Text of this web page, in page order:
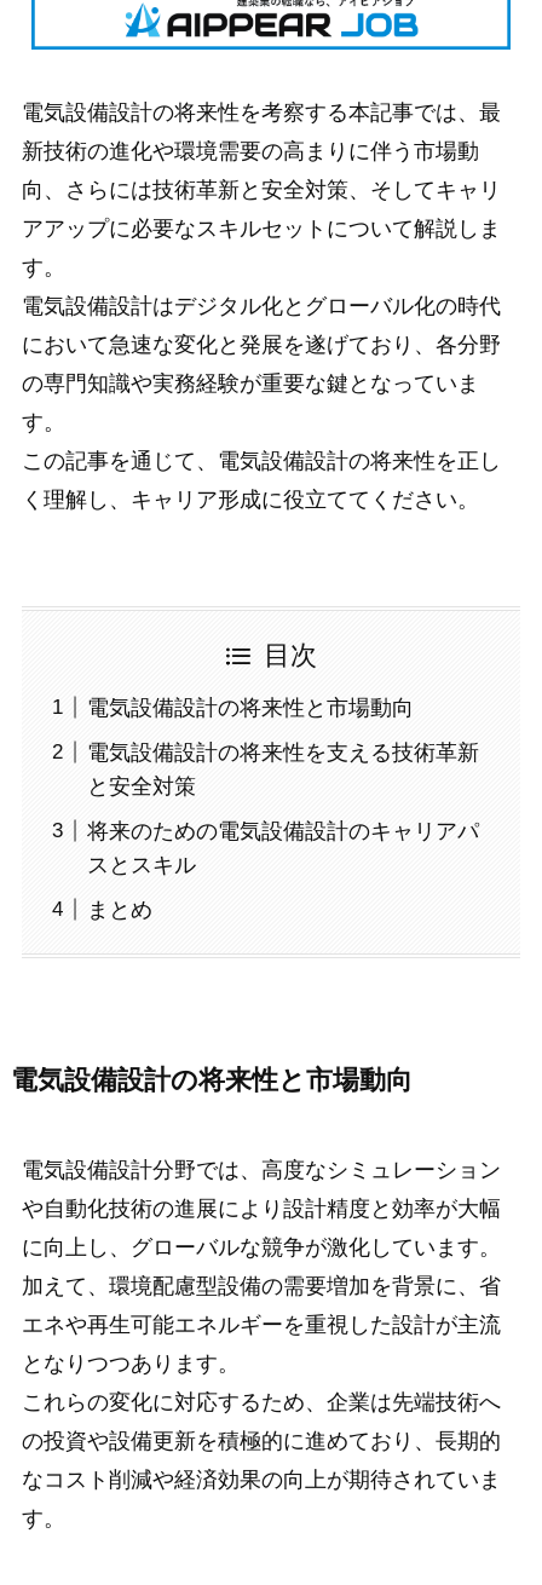
電気設備設計の将来性を考察する本記事では、最
新技術の進化や環境需要の高まりに伴う市場動
向、さらには技術革新と安全対策、そしてキャリ
アアップに必要なスキルセットについて解説しま
す。
電気設備設計はデジタル化とグローバル化の時代
において急速な変化と発展を遂げており、各分野
の専門知識や実務経験が重要な鍵となっていま
す。
この記事を通じて、電気設備設計の将来性を正し
く理解し、キャリア形成に役立ててください。
目次
電気設備設計の将来性と市場動向
電気設備設計の将来性を支える技術革新
と安全対策
将来のための電気設備設計のキャリアパ
スとスキル
まとめ
電気設備設計の将来性と市場動向
電気設備設計分野では、高度なシミュレーション
や自動化技術の進展により設計精度と効率が大幅
に向上し、グローバルな競争が激化しています。
加えて、環境配慮型設備の需要増加を背景に、省
エネや再生可能エネルギーを重視した設計が主流
となりつつあります。
これらの変化に対応するため、企業は先端技術へ
の投資や設備更新を積極的に進めており、長期的
なコスト削減や経済効果の向上が期待されていま
す。